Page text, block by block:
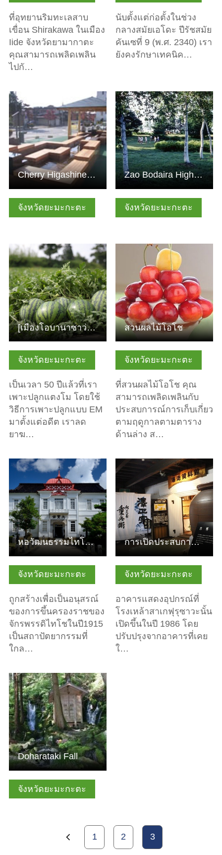
ที่อุทยานริมทะเลสาบ
เขื่อน Shirakawa ในเมือง
Iide จังหวัดยามากาตะ
คุณสามารถเพลิดเพลิน
ไปกั…
นับตั้งแต่ก่อตั้งในช่วง
กลางสมัยเอโดะ ปีรัชสมัย
คันเซที่ 9 (พ.ศ. 2340) เรา
ยังคงรักษาเทคนิค…
จังหวัดยะมะกะตะ
ดูข้อมูลพื้นฐาน
Cherry Higashine Onsen
จังหวัดยะมะกะตะ
ดูข้อมูลพื้นฐาน
Zao Bodaira Highlands
จังหวัดยะมะกะตะ
เป็นเวลา 50 ปีแล้วที่เรา
เพาะปลูกแตงโม โดยใช้
วิธีการเพาะปลูกแบบ EM
มาตั้งแต่อดีต เราลด
ยาฆ…
ดูข้อมูลพื้นฐาน
[เมืองโอบานาซาว่า จังหวัดยะมะงะตะ] ปริมาณผลผลิตแตงโมฤดูร้อ…
จังหวัดยะมะกะตะ
ที่สวนผลไม้โอโช คุณ
สามารถเพลิดเพลินกับ
ประสบการณ์การเก็บเกี่ยว
ตามฤดูกาลตามตาราง
ด้านล่าง ส…
ดูข้อมูลพื้นฐาน
สวนผลไม้โอโช
จังหวัดยะมะกะตะ
ถูกสร้างเพื่อเป็นอนุสรณ์
ของการขึ้นครองราชของ
จักรพรรดิไทโชในปี1915
เป็นสถาปัตยากรรมที่
ใกล…
ดูข้อมูลพื้นฐาน
หอวัฒนธรรมไทโฮกัง
จังหวัดยะมะกะตะ
อาคารแสดงอุปกรณ์ที่
โรงเหล้าสาเกฟุรุซาวะนั้น
เปิดขึ้นในปี 1986 โดย
ปรับปรุงจากอาคารที่เคย
ใ…
ดูข้อมูลพื้นฐาน
การเปิดประสบการณ์เยี่ยมชมโรงหมักเหล้าสาเก / การทำเส้นโซบะ …
จังหวัดยะมะกะตะ
ดูข้อมูลพื้นฐาน
Doharataki Fall
1 2 3